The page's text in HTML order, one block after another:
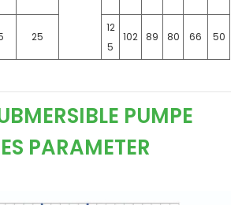
25
12
5
102 89 80 66 50
PUMPE
PARAMETER